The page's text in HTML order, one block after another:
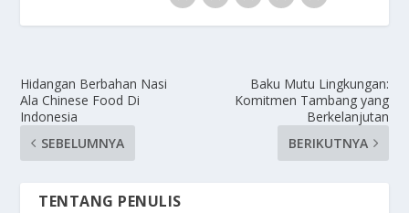
Hidangan Berbahan Nasi
Ala Chinese Food Di
Indonesia
SEBELUMNYA
Baku Mutu Lingkungan:
Komitmen Tambang yang
Berkelanjutan
BERIKUTNYA
TENTANG PENULIS